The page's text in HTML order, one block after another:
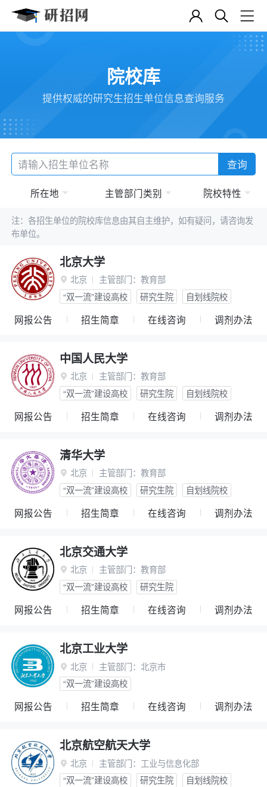
院校库
提供权威的研究生招生单位信息查询服务
查询
所在地 主管部门类别 院校特性
注：各招生单位的院校库信息由其自主维护，如有疑问，请咨询发
布单位。
北京大学
 北京 主管部门： 教育部
“双一流”建设高校
研究生院 自划线院校
网报公告 招生简章 在线咨询 调剂办法
中国人民大学
 北京 主管部门： 教育部
“双一流”建设高校
研究生院 自划线院校
网报公告 招生简章 在线咨询 调剂办法
清华大学
 北京 主管部门： 教育部
“双一流”建设高校
研究生院 自划线院校
网报公告 招生简章 在线咨询 调剂办法
北京交通大学
 北京 主管部门： 教育部
“双一流”建设高校
研究生院
网报公告 招生简章 在线咨询 调剂办法
北京工业大学
 北京 主管部门： 北京市
“双一流”建设高校
网报公告 招生简章 在线咨询 调剂办法
北京航空航天大学
 北京 主管部门： 工业与信息化部
“双一流”建设高校
研究生院 自划线院校